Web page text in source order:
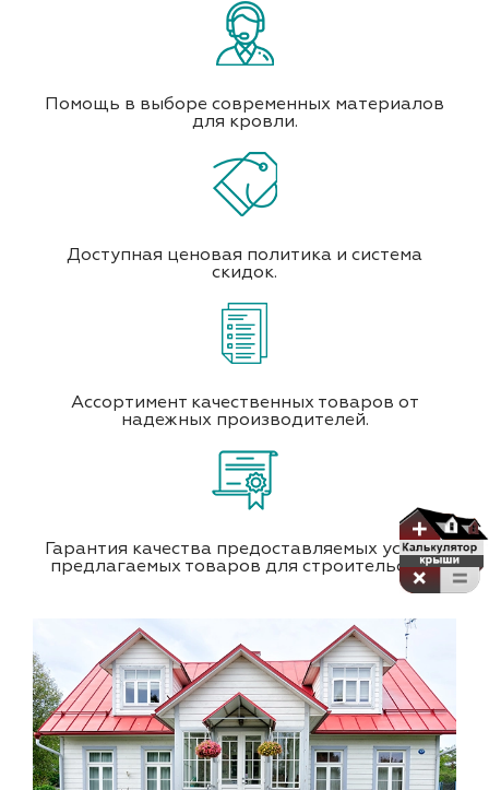
Помощь в выборе современных материалов
для кровли.
Доступная ценовая политика и система
скидок.
Ассортимент качественных товаров от
надежных производителей.
Гарантия качества предоставляемых услуг и
предлагаемых товаров для строительства.